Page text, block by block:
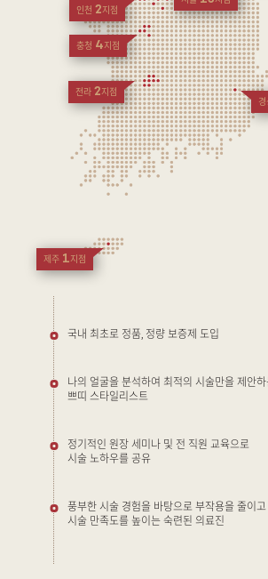
인천 2지점
충청 4지점
전라 2지점
경
제주 1지점
국내 최초로 정품, 정량 보증제 도입
나의 얼굴을 분석하여 최적의 시술만을 제안하
쁘띠 스타일리스트
정기적인 원장 세미나 및 전 직원 교육으로
시술 노하우를 공유
풍부한 시술 경험을 바탕으로 부작용을 줄이고
시술 만족도를 높이는 숙련된 의료진